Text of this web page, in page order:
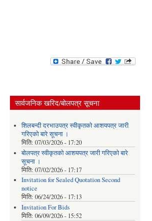
सार्वजनिक खरिद/बोलपत्र सूचना
शिलबन्दी दरभाउपत्र स्वीकृतको आशयपत्र जारी
गरिएको बारे सूचना ।
मिति: 07/03/2026 - 17:20
बोलपत्र स्वीकृतको आशयपत्र जारी गरिएको बारे
सूचना ।
मिति: 07/02/2026 - 17:17
Invitation for Sealed Quotation Second
notice
मिति: 06/24/2026 - 17:13
Invitation For Bids
मिति: 06/09/2026 - 15:52